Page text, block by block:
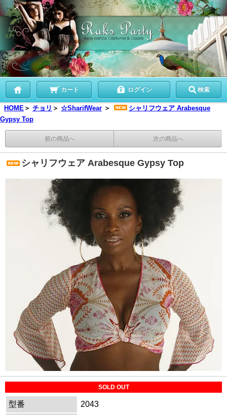
カート ログイン 検索
HOME ＞ チョリ ＞ ☆SharifWear ＞
シャリフウェア Arabesque
Gypsy Top
前の商品へ 次の商品へ
シャリフウェア Arabesque Gypsy Top
SOLD OUT
型番
2043